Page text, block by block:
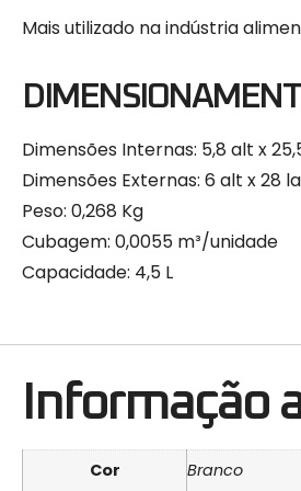
Mais utilizado na indústria
Dimensões Internas: 5,8 alt x
Dimensões Externas: 6 alt x 28
Peso: 0,268 Kg
Cubagem: 0,0055 m³/unidade
Capacidade: 4,5 L
Informação
Cor Branco